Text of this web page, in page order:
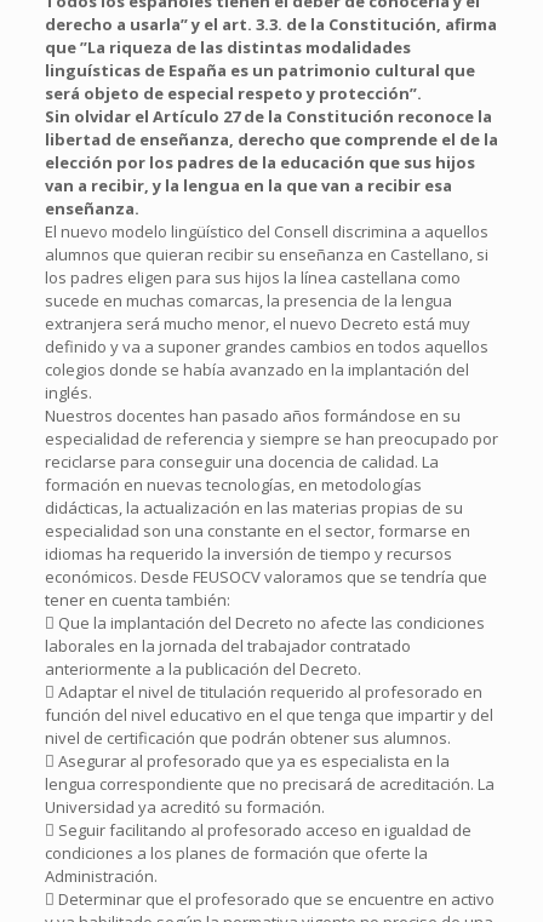
derecho a usarla” y el art. 3.3. de la Constitución, afirma
que ”La riqueza de las distintas modalidades
linguísticas de España es un patrimonio cultural que
será objeto de especial respeto y protección”.
Sin olvidar el Artículo 27 de la Constitución reconoce la
libertad de enseñanza, derecho que comprende el de la
elección por los padres de la educación que sus hijos
van a recibir, y la lengua en la que van a recibir esa
enseñanza.
El nuevo modelo lingüístico del Consell discrimina a aquellos
alumnos que quieran recibir su enseñanza en Castellano, si
los padres eligen para sus hijos la línea castellana como
sucede en muchas comarcas, la presencia de la lengua
extranjera será mucho menor, el nuevo Decreto está muy
definido y va a suponer grandes cambios en todos aquellos
colegios donde se había avanzado en la implantación del
inglés.
Nuestros docentes han pasado años formándose en su
especialidad de referencia y siempre se han preocupado por
reciclarse para conseguir una docencia de calidad. La
formación en nuevas tecnologías, en metodologías
didácticas, la actualización en las materias propias de su
especialidad son una constante en el sector, formarse en
idiomas ha requerido la inversión de tiempo y recursos
económicos. Desde FEUSOCV valoramos que se tendría que
tener en cuenta también:
 Que la implantación del Decreto no afecte las condiciones
laborales en la jornada del trabajador contratado
anteriormente a la publicación del Decreto.
 Adaptar el nivel de titulación requerido al profesorado en
función del nivel educativo en el que tenga que impartir y del
nivel de certificación que podrán obtener sus alumnos.
 Asegurar al profesorado que ya es especialista en la
lengua correspondiente que no precisará de acreditación. La
Universidad ya acreditó su formación.
 Seguir facilitando al profesorado acceso en igualdad de
condiciones a los planes de formación que oferte la
Administración.
 Determinar que el profesorado que se encuentre en activo